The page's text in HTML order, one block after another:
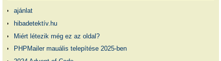
ajánlat
hibadetektív.hu
Miért létezik még ez az oldal?
PHPMailer mauális telepítése 2025-ben